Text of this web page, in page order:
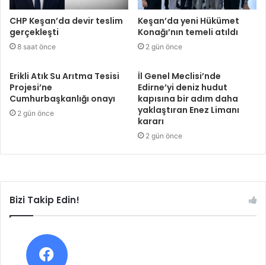
CHP Keşan’da devir teslim
gerçekleşti
8 saat önce
Keşan’da yeni Hükümet
Konağı’nın temeli atıldı
2 gün önce
Erikli Atık Su Arıtma Tesisi
Projesi’ne
Cumhurbaşkanlığı onayı
2 gün önce
İl Genel Meclisi’nde
Edirne’yi deniz hudut
kapısına bir adım daha
yaklaştıran Enez Limanı
kararı
2 gün önce
Bizi Takip Edin!